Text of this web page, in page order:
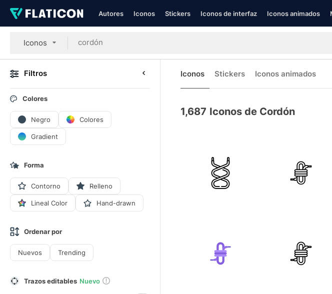
Autores Iconos Stickers Iconos de interfaz Iconos animados
Iconos
Filtros
Colores
Negro Colores
Gradient
Forma
Contorno Relleno
Lineal Color Hand-drawn
Ordenar por
Nuevos Trending
Trazos editables Nuevo
Iconos Stickers Iconos animados
1,687 Iconos de Cordón